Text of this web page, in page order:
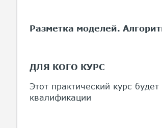
Разметка моделей.
ДЛЯ КОГО КУРС
Этот практический курс
квалификации